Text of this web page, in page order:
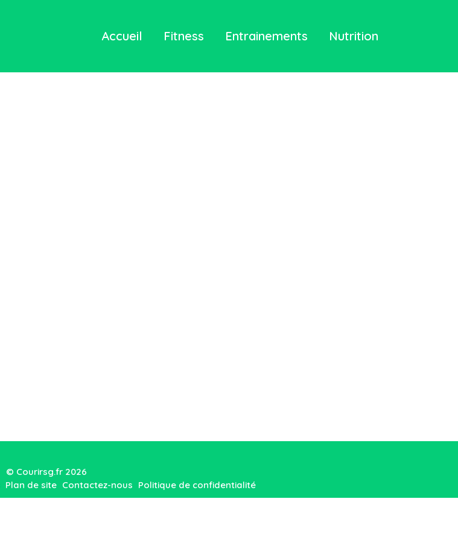
Accueil Fitness Entrainements Nutrition
© Courirsg.fr 2026
Plan de site Contactez-nous Politique de confidentialité